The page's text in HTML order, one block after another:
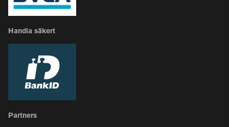
Handla säkert
Partners